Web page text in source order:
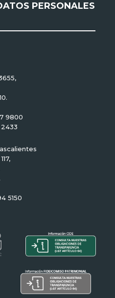
PERSONALES
9800
5150